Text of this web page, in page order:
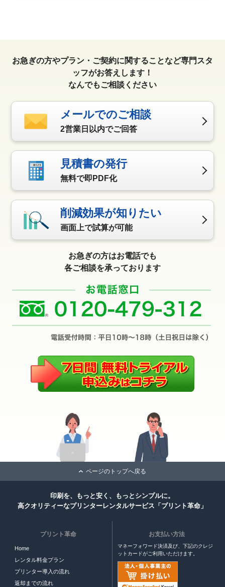
お急ぎの方やプラン・ご契約に関することなど専門スタ
ッフがお答えします！
なんでもご相談ください
メールでのご相談
2営業日以内でご回答
見積書の発行
無料で即PDF化
削減効果が知りたい
画面上で試算が可能
お急ぎの方はお電話でも
各ご相談を承っております
ページのトップへ戻る
印刷を、もっと安く、もっとシンプルに。
高クオリティーなプリンターレンタルサービス「プリント革命」
プリント革命
Home
レンタル料金プラン
プリンター導入の流れ
返却までの流れ
お支払い方法
マネーフォワード決済及び、下記のクレジ
ットカードがご利用いただけます。